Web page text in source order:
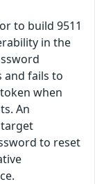
to build 9511
in the
and fails to
when
An
to reset